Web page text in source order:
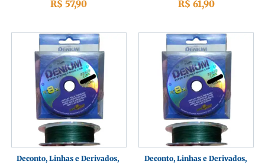
R$ 57,90 R$ 61,90
Deconto,Linhas e Derivados,
Deconto, Linhas e Derivados,